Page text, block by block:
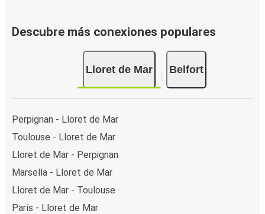
Descubre más conexiones populares
Lloret de Mar Belfort
Perpignan - Lloret de Mar
Toulouse - Lloret de Mar
Lloret de Mar - Perpignan
Marsella - Lloret de Mar
Lloret de Mar - Toulouse
París - Lloret de Mar